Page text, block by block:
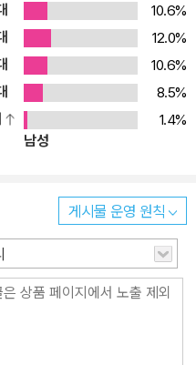
자연적인 동시에 사회적이며,
르, 『공간의 생산』, 23~38쪽)
의 연장선에서 유기적으로 변화
한국 다큐멘터리 영화 분석에
화에서 공간이 새롭게 의미를
도 하고, 영화 장치로서 스크린
간이기도 하다. 저자는 한국 다
/설명적 시기, 성찰적 시기를 거
. 책의 1부 「동시대 한국 다큐
시간순으로 살펴보는데, “198
반을 성찰적 시기, 2000년대
10.6%
12.0%
10.6%
8.5%
1.4%
남성
게시물 운영 원칙